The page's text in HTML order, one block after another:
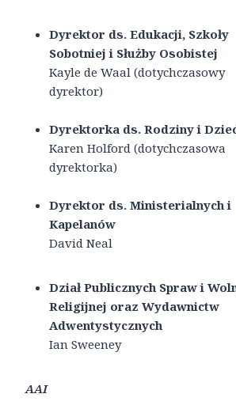
Dyrektor ds. Edukacji, Szkoły
Sobotniej i Służby Osobistej
Kayle de Waal (dotychczasowy
dyrektor)
Dyrektorka ds. Rodziny i
Karen Holford (dotychczasowa
dyrektorka)
Dyrektor ds. Ministerialnych i
Kapelanów
David Neal
Dział Publicznych Spraw i
Religijnej oraz Wydawnictw
Adwentystycznych
Ian Sweeney
AAI